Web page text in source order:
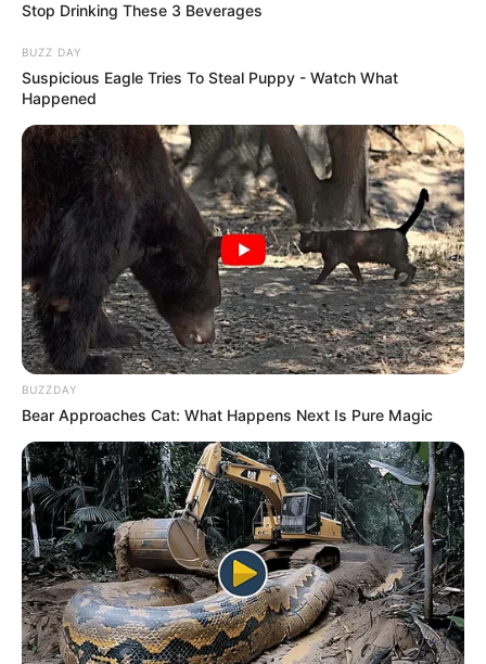
Stop Drinking These 3 Beverages
BUZZ DAY
Suspicious Eagle Tries To Steal Puppy - Watch What
Happened
BUZZDAY
Bear Approaches Cat: What Happens Next Is Pure Magic